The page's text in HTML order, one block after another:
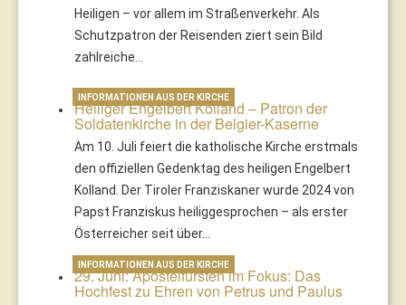
Heiligen – vor allem im Straßenverkehr. Als
Schutzpatron der Reisenden ziert sein Bild
zahlreiche…
Heiliger Engelbert Kolland – Patron der
Soldatenkirche in der Belgier-Kaserne
Am 10. Juli feiert die katholische Kirche erstmals
den offiziellen Gedenktag des heiligen Engelbert
Kolland. Der Tiroler Franziskaner wurde 2024 von
Papst Franziskus heiliggesprochen – als erster
Österreicher seit über…
INFORMATIONEN AUS DER KIRCHE
29. Juni: Apostelfürsten im Fokus: Das
Hochfest zu Ehren von Petrus und Paulus
INFORMATIONEN AUS DER KIRCHE